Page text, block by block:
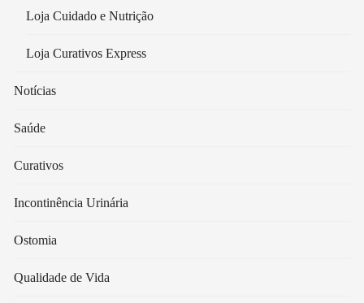
Loja Cuidado e Nutrição
Loja Curativos Express
Notícias
Saúde
Curativos
Incontinência Urinária
Ostomia
Qualidade de Vida